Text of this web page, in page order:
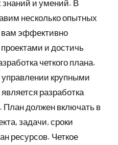
и умений. В
несколько опытных
вам эффективно
и достичь
четкого плана.
крупными
разработка
План должен включать в
задачи, сроки
ресурсов. Четкое